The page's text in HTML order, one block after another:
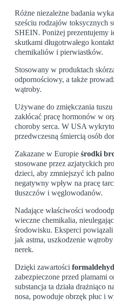
Różne niezależne badania
sześciu rodzajów toksycznych
SHEIN. Poniżej prezentujemy
skutkami długotrwałego
chemikaliów i pierwiastków.
Stosowany w produktach
odpornościowy, a także
wątroby.
Używane do zmiękczania
zakłócać pracę hormonów w
choroby serca. W USA
przedwczesną śmiercią osób
Zakazane w Europie środki
stosowane przez azjatyckich
dzieci, aby zmniejszyć ich
negatywny wpływ na pracę
tłuszczów i węglowodanów.
Nadające właściwości
wieczne chemikalia,
środowisku. Eksperci
jak astma, uszkodzenie
nerek.
Dzięki zawartości
zabezpieczone przed plamami
substancja ta działa drażniąco
nosa, powoduje obrzęk płuc i